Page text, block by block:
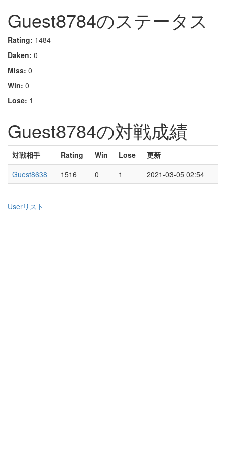
Guest8784のステータス
Rating: 1484
Daken: 0
Miss: 0
Win: 0
Lose: 1
Guest8784の対戦成績
対戦相手 Rating Win Lose
更新
Guest8638
1516 0 1 2021-03-05 02:54
Userリスト